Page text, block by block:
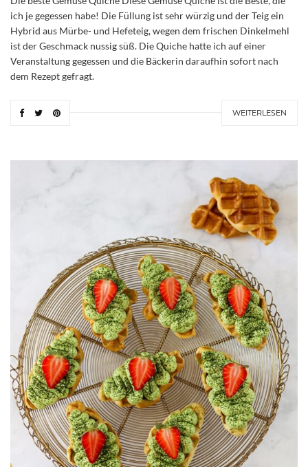
ich je gegessen habe! Die Füllung ist sehr würzig und der Teig ein
Hybrid aus Mürbe- und Hefeteig, wegen dem frischen Dinkelmehl
ist der Geschmack nussig süß. Die Quiche hatte ich auf einer
Veranstaltung gegessen und die Bäckerin daraufhin sofort nach
dem Rezept gefragt.
WEITERLESEN